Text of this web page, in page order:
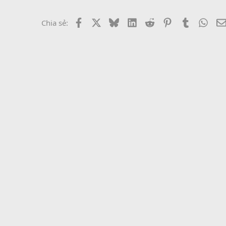
Chia sẻ: Facebook BlueskyLinkedIn
Reddit PinterestTumblr